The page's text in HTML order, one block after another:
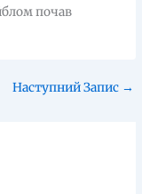
почав
Наступний Запис →